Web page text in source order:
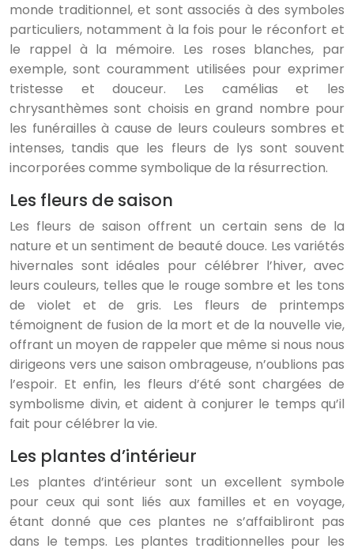
monde traditionnel, et sont associés à des symboles
particuliers, notamment à la fois pour le réconfort et
le rappel à la mémoire. Les roses blanches, par
exemple, sont couramment utilisées pour exprimer
tristesse et douceur. Les camélias et les
chrysanthèmes sont choisis en grand nombre pour
les funérailles à cause de leurs couleurs sombres et
intenses, tandis que les fleurs de lys sont souvent
incorporées comme symbolique de la résurrection.
Les fleurs de saison
Les fleurs de saison offrent un certain sens de la
nature et un sentiment de beauté douce. Les variétés
hivernales sont idéales pour célébrer l’hiver, avec
leurs couleurs, telles que le rouge sombre et les tons
de violet et de gris. Les fleurs de printemps
témoignent de fusion de la mort et de la nouvelle vie,
offrant un moyen de rappeler que même si nous nous
dirigeons vers une saison ombrageuse, n’oublions pas
l’espoir. Et enfin, les fleurs d’été sont chargées de
symbolisme divin, et aident à conjurer le temps qu’il
fait pour célébrer la vie.
Les plantes d’intérieur
Les plantes d’intérieur sont un excellent symbole
pour ceux qui sont liés aux familles et en voyage,
étant donné que ces plantes ne s’affaibliront pas
dans le temps. Les plantes traditionnelles pour les